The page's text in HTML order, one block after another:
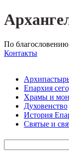
По
Контакты
Епархия
Храмы и
Духовенство
История
Святые и